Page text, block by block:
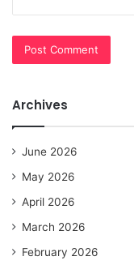
Archives
June 2026
May 2026
April 2026
March 2026
February 2026